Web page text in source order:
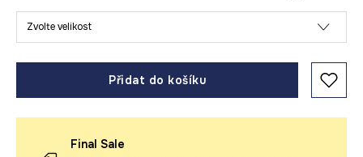
Zvolte velikost
Přidat do košíku
Final Sale